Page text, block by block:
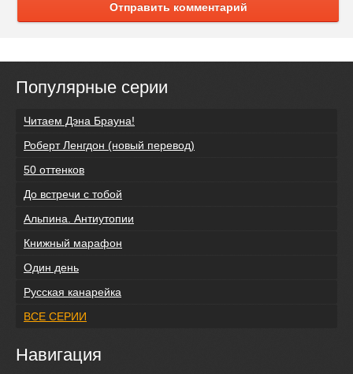
Отправить комментарий
Популярные серии
Читаем Дэна Брауна!
Роберт Ленгдон (новый перевод)
50 оттенков
До встречи с тобой
Альпина. Антиутопии
Книжный марафон
Один день
Русская канарейка
ВСЕ СЕРИИ
Навигация